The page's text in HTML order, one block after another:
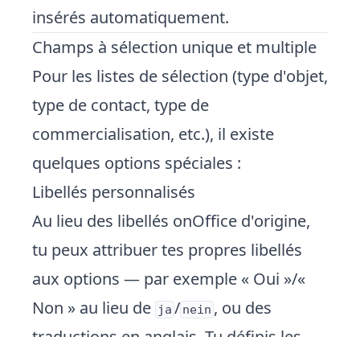
insérés automatiquement.
Champs à sélection unique et multiple
Pour les listes de sélection (type d'objet,
type de contact, type de
commercialisation, etc.), il existe
quelques options spéciales :
Libellés personnalisés
Au lieu des libellés onOffice d'origine,
tu peux attribuer tes propres libellés
aux options — par exemple « Oui »/«
Non » au lieu de ja / nein , ou des